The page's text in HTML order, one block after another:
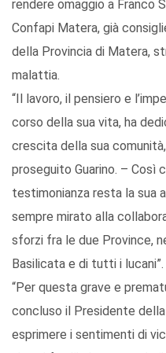
rendere omaggio a Franco
Confapi Matera, già
della Provincia di Matera,
malattia.
“Il lavoro, il pensiero e
corso della sua vita, ha
crescita della sua
proseguito Guarino. – Così
testimonianza resta la sua
sempre mirato alla
sforzi fra le due Province,
Basilicata e di tutti i lucani”.
“Per questa grave e
concluso il Presidente
esprimere i sentimenti di